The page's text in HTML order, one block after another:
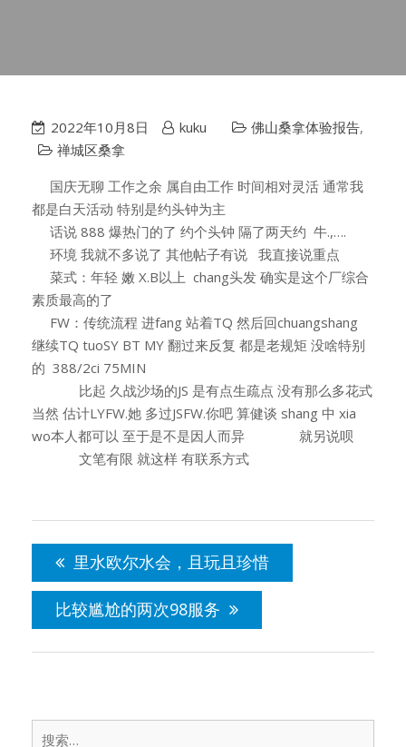
2022年10月8日 kuku 佛山桑拿体验报告,
禅城区桑拿
国庆无聊 工作之余 属自由工作 时间相对灵活 通常我
都是白天活动 特别是约头钟为主
话说 888 爆热门的了 约个头钟 隔了两天约 牛.,….
环境 我就不多说了 其他帖子有说 我直接说重点
菜式：年轻 嫩 X.B以上 chang头发 确实是这个厂综合
素质最高的了
FW：传统流程 进fang 站着TQ 然后回chuangshang
继续TQ tuoSY BT MY 翻过来反复 都是老规矩 没啥特别
的 388/2ci 75MIN
比起 久战沙场的JS 是有点生疏点 没有那么多花式
当然 估计LYFW.她 多过JSFW.你吧 算健谈 shang 中 xia
wo本人都可以 至于是不是因人而异 就另说呗
文笔有限 就这样 有联系方式
导
航
里水欧尔水会，且玩且珍惜
比较尴尬的两次98服务